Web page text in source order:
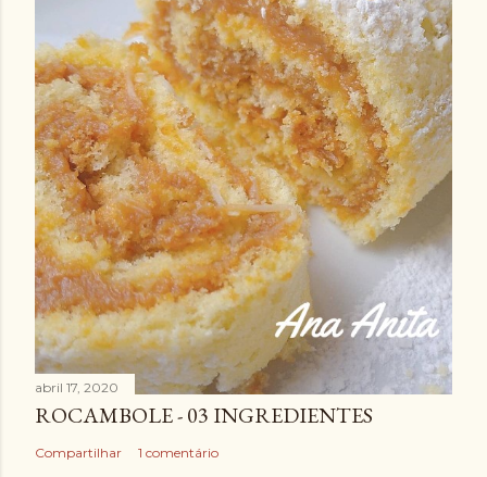
abril 17, 2020
ROCAMBOLE - 03 INGREDIENTES
Compartilhar 1 comentário